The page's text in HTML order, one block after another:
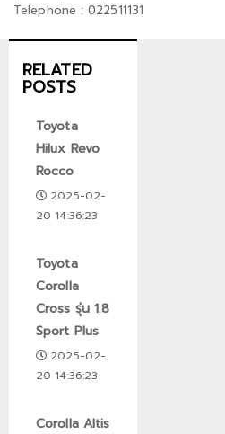
Telephone : 022511131
RELATED
POSTS
Toyota
Hilux Revo
Rocco
2025-02-
20 14:36:23
Toyota
Corolla
Cross รุ่น 1.8
Sport Plus
2025-02-
20 14:36:23
Corolla Altis